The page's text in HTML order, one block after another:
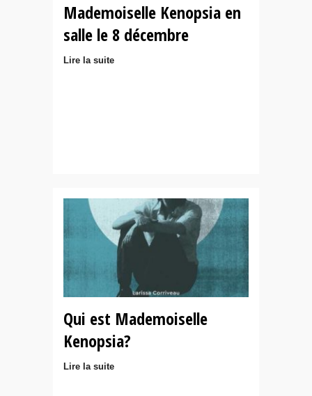
Mademoiselle Kenopsia en
salle le 8 décembre
Lire la suite
Qui est Mademoiselle
Kenopsia?
Lire la suite